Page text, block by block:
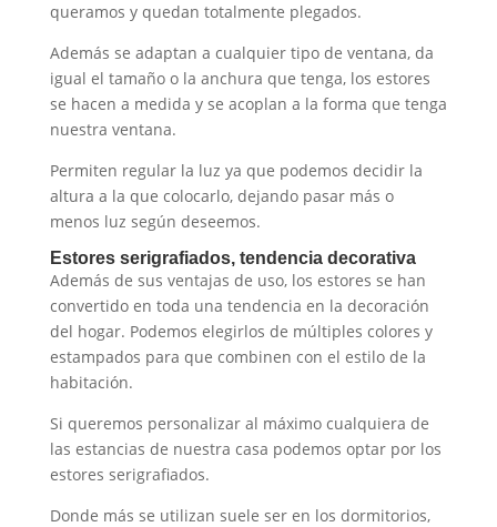
queramos y quedan totalmente plegados.
Además se adaptan a cualquier tipo de ventana, da
igual el tamaño o la anchura que tenga, los estores
se hacen a medida y se acoplan a la forma que tenga
nuestra ventana.
Permiten regular la luz ya que podemos decidir la
altura a la que colocarlo, dejando pasar más o
menos luz según deseemos.
Estores serigrafiados, tendencia decorativa
Además de sus ventajas de uso, los estores se han
convertido en toda una tendencia en la decoración
del hogar. Podemos elegirlos de múltiples colores y
estampados para que combinen con el estilo de la
habitación.
Si queremos personalizar al máximo cualquiera de
las estancias de nuestra casa podemos optar por los
estores serigrafiados.
Donde más se utilizan suele ser en los dormitorios,